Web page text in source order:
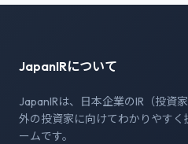
JapanIRについて
JapanIRは、日本企業のIR（投資
外の投資家に向けてわかりやすく
ームです。